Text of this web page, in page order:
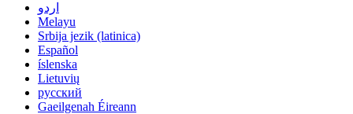
اردو
Melayu
Srbija jezik (latinica)
Español
íslenska
Lietuvių
русский
Gaeilgenah Éireann